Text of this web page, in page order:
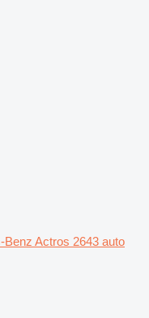
Benz Actros 2643 auto